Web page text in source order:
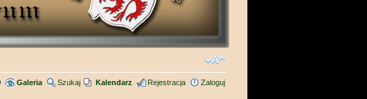
Galeria Szukaj Kalendarz Rejestracja Zaloguj